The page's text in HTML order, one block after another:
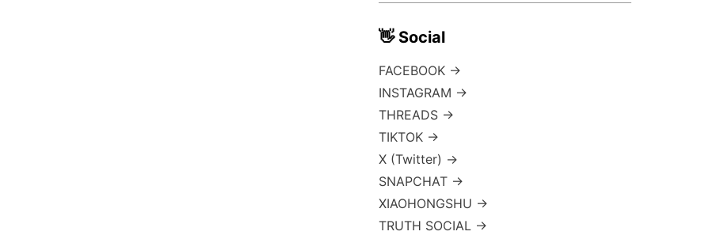
👋 Social
FACEBOOK →
INSTAGRAM →
THREADS →
TIKTOK →
X (Twitter) →
SNAPCHAT →
XIAOHONGSHU →
TRUTH SOCIAL →